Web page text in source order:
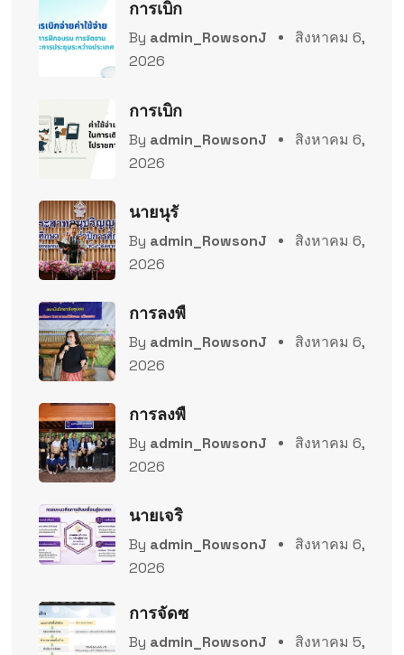
การเบิก
By admin_RowsonJ
สิงหาคม 6,
2026
การเบิก
By admin_RowsonJ
สิงหาคม 6,
2026
นายนุรั
By admin_RowsonJ
สิงหาคม 6,
2026
การลงพื
By admin_RowsonJ
สิงหาคม 6,
2026
การลงพื
By admin_RowsonJ
สิงหาคม 6,
2026
นายเจริ
By admin_RowsonJ
สิงหาคม 6,
2026
การจัดซ
By admin_RowsonJ
สิงหาคม 5,